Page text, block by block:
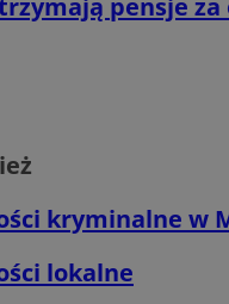
pensje za
kryminalne w
lokalne